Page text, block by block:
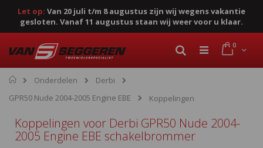
Let op: Van 20 juli t/m 8 augustus zijn wij wegens vakantie
gesloten. Vanaf 11 augustus staan wij weer voor u klaar.
naar
de
inhoud
Cart
0
Zoek
Home
Onderdelen
Derbi
GPR50 Nude 2004-2005 Engine EBE
Koppelingen
Koppelingen voor Derbi GPR50 Nude 2004-
2005 Engine EBE schakelbrommer